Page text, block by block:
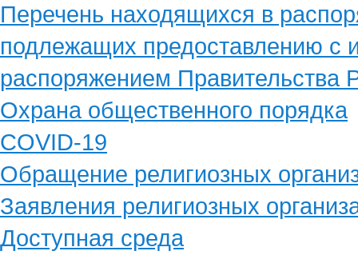
Перечень находящихся в
подлежащих предоставлению с
распоряжением
Охрана общественного порядка
COVID-19
Обращение религиозных
Заявления религиозных
Доступная среда